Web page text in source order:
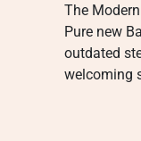
The
Pure new
outdated
welcoming